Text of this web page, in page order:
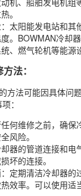
。
太阳能发电站和其
。BOWMAN冷却
、燃气轮机等能源
法：
方法可能因具体问
：
何维修之前，确保
风险。
器的管道连接和电
坏的连接。
定期清洁冷却器的
效率。可以使用适